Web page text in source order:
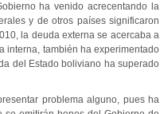
ha venido acrecentando la
y de otros países significaron
la deuda externa se acercaba a
interna, también ha experimentado
del Estado boliviano ha superado
problema alguno, pues ha